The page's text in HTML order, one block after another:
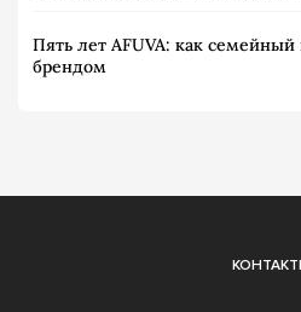
Пять лет AFUVA: как
брендом